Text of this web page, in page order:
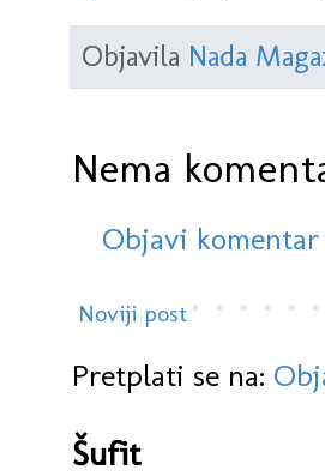
Objavila Nada
Nema
Objavi komentar
Noviji post
Pretplati se na:
Šufit